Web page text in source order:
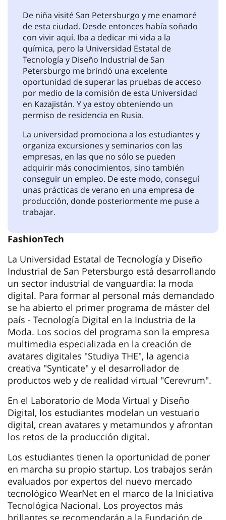
De niña visité San Petersburgo y me enamoré
de esta ciudad. Desde entonces había soñado
con vivir aquí. Iba a dedicar mi vida a la
química, pero la Universidad Estatal de
Tecnología y Diseño Industrial de San
Petersburgo me brindó una excelente
oportunidad de superar las pruebas de acceso
por medio de la comisión de esta Universidad
en Kazajistán. Y ya estoy obteniendo un
permiso de residencia en Rusia.
La universidad promociona a los estudiantes y
organiza excursiones y seminarios con las
empresas, en las que no sólo se pueden
adquirir más conocimientos, sino también
conseguir un empleo. De este modo, conseguí
unas prácticas de verano en una empresa de
producción, donde posteriormente me puse a
trabajar.
FashionTech
La Universidad Estatal de Tecnología y Diseño
Industrial de San Petersburgo está desarrollando
un sector industrial de vanguardia: la moda
digital. Para formar al personal más demandado
se ha abierto el primer programa de máster del
país - Tecnología Digital en la Industria de la
Moda. Los socios del programa son la empresa
multimedia especializada en la creación de
avatares digitales "Studiya THE", la agencia
creativa "Synticate" y el desarrollador de
productos web y de realidad virtual "Cerevrum".
En el Laboratorio de Moda Virtual y Diseño
Digital, los estudiantes modelan un vestuario
digital, crean avatares y metamundos y afrontan
los retos de la producción digital.
Los estudiantes tienen la oportunidad de poner
en marcha su propio startup. Los trabajos serán
evaluados por expertos del nuevo mercado
tecnológico WearNet en el marco de la Iniciativa
Tecnológica Nacional. Los proyectos más
brillantes se recomendarán a la Fundación de